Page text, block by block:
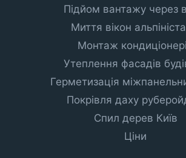
Підйом вантажу через
Миття вікон
Монтаж
Утеплення фасадів
Герметизація
Покрівля даху
Спил дерев Київ
Ціни